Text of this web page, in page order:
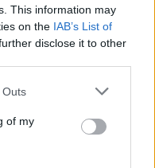
This information may
on the IAB’s List of
disclose it to other
one or more Google
You may click to
its third-party tags to
in below Google
Outs
of my